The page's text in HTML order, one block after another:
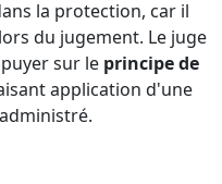
la protection, car il
du jugement. Le juge
sur le principe de
application d'une